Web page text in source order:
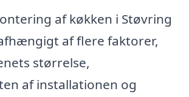
af køkken i Støvring
af flere faktorer,
størrelse,
af installationen og